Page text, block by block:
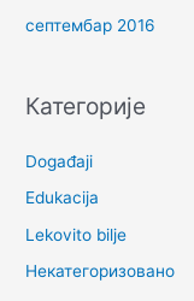
септембар 2016
Категорије
Događaji
Edukacija
Lekovito bilje
Некатегоризовано